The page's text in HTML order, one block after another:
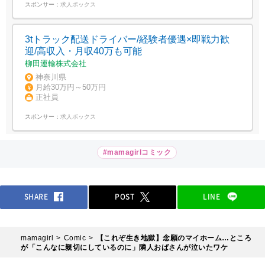
スポンサー： 求人ボックス
3tトラック配送ドライバー/経験者優遇×即戦力歓
迎/高収入・月収40万も可能
柳田運輸株式会社
神奈川県
月給30万円～50万円
正社員
スポンサー： 求人ボックス
#mamagirlコミック
SHARE POST LINE
mamagirl Comic
【これぞ生き地獄】念願のマイホーム…ところ
が「こんなに親切にしているのに」隣人おばさんが泣いたワケ